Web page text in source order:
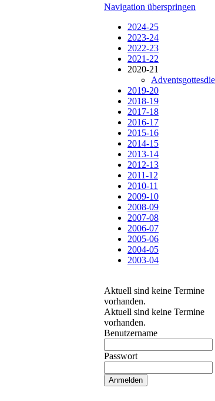
Navigation überspringen
2024-25
2023-24
2022-23
2021-22
2020-21
2019-20
2018-19
2017-18
2016-17
2015-16
2014-15
2013-14
2012-13
2011-12
2010-11
2009-10
2008-09
2007-08
2006-07
2005-06
2004-05
2003-04
Aktuell sind keine Termine
vorhanden.
Aktuell sind keine Termine
vorhanden.
Benutzername
Passwort